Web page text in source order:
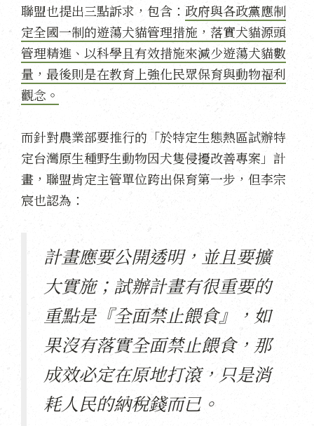
聯盟也提出三點訴求，包含： 政府與各政黨應制
定全國一制的遊蕩犬貓管理措施，落實犬貓源頭
管理精進、以科學且有效措施來減少遊蕩犬貓數
量，最後則是在教育上強化民眾保育與動物福利
觀念。
而針對農業部要推行的「於特定生態熱區試辦特
定台灣原生種野生動物因犬隻侵擾改善專案」計
畫，聯盟肯定主管單位跨出保育第一步，但李宗
宸也認為：
計畫應要公開透明，並且要擴
大實施；試辦計畫有很重要的
重點是『全面禁止餵食』，如
果沒有落實全面禁止餵食，那
成效必定在原地打滾，只是消
耗人民的納稅錢而已。